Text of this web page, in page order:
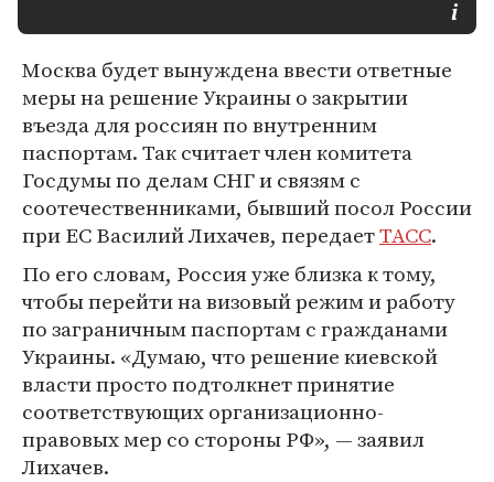
Москва будет вынуждена ввести ответные
меры на решение Украины о закрытии
въезда для россиян по внутренним
паспортам. Так считает член комитета
Госдумы по делам СНГ и связям с
соотечественниками, бывший посол России
при ЕС Василий Лихачев, передаетТАСС.
По его словам, Россия уже близка к тому,
чтобы перейти на визовый режим и работу
по заграничным паспортам с гражданами
Украины. «Думаю, что решение киевской
власти просто подтолкнет принятие
соответствующих организационно-
правовых мер со стороны РФ», — заявил
Лихачев.